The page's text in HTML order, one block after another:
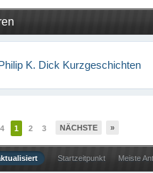
K. Dick Kurzgeschichten
1 2 3 NÄCHSTE »
Startzeitpunkt Meiste